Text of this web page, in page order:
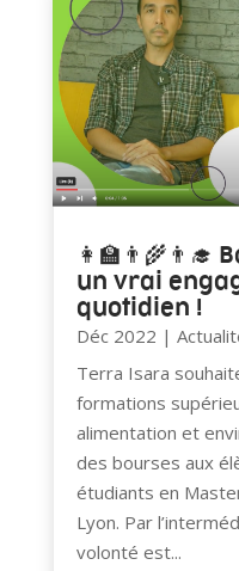
👩‍🏫👨‍🌾👨‍🎓
un vrai
quotidien !
Déc 2022 |
Terra Isara
formations
alimentation et
des bourses aux
étudiants en
Lyon. Par
volonté est...